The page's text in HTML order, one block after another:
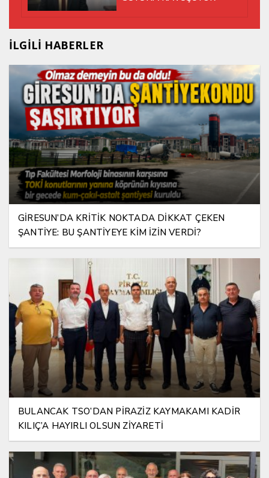
İLGİLİ HABERLER
GİRESUN’DA KRİTİK NOKTADA DİKKAT ÇEKEN
ŞANTİYE: BU ŞANTİYEYE KİM İZİN VERDİ?
BULANCAK TSO’DAN PİRAZİZ KAYMAKAMI KADİR
KILIÇ’A HAYIRLI OLSUN ZİYARETİ